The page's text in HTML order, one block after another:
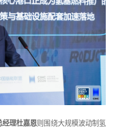
经理杜嘉恩则围绕大规模波动制氢